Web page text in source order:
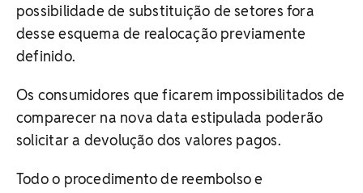
possibilidade de substituição de setores fora
desse esquema de realocação previamente
definido.
Os consumidores que ficarem impossibilitados de
comparecer na nova data estipulada poderão
solicitar a devolução dos valores pagos.
Todo o procedimento de reembolso e